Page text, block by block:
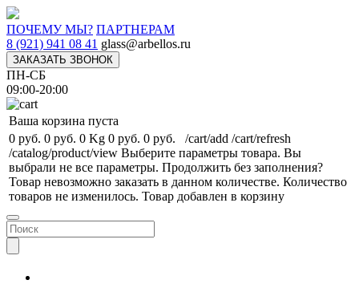
ПОЧЕМУ МЫ? ПАРТНЕРАМ
8 (921) 941 08 41 glass@arbellos.ru
ЗАКАЗАТЬ ЗВОНОК
ПН-СБ
09:00-20:00
Ваша корзина пуста
0 руб. 0 руб. 0 Kg 0 руб. 0 руб. /cart/add /cart/refresh
/catalog/product/view Выберите параметры товара. Вы
выбрали не все параметры. Продолжить без заполнения?
Товар невозможно заказать в данном количестве. Количество
товаров не изменилось. Товар добавлен в корзину